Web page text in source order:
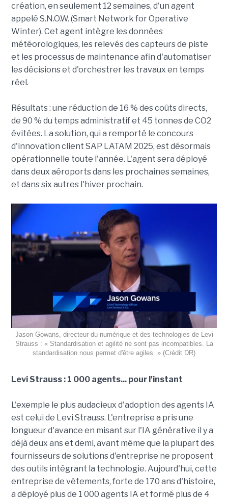
création, en seulement 12 semaines, d'un agent
appelé S.N.O.W. (Smart Network for Operative
Winter). Cet agent intègre les données
météorologiques, les relevés des capteurs de piste
et les processus de maintenance afin d'automatiser
les décisions et d'orchestrer les travaux en temps
réel.
Résultats : une réduction de 16 % des coûts directs,
de 90 % du temps administratif et 45 tonnes de CO2
évitées. La solution, qui a remporté le concours
d'innovation client SAP LATAM 2025, est désormais
opérationnelle toute l'année. L'agent sera déployé
dans deux aéroports dans les prochaines semaines,
et dans six autres l'hiver prochain.
Jason Gowans, directeur du numérique et des technologies de Levi
Strauss : « Standardisation et agilité ne sont pas incompatibles. La
standardisation nous permet d'être agiles. » (Crédit DR)
Levi Strauss : 1 000 agents... pour l'instant
L'exemple le plus audacieux d'adoption des agents IA
est celui de Levi Strauss. L'entreprise a pris une
longueur d'avance en misant sur l'IA générative il y a
déjà deux ans et demi, avant même que la plupart des
fournisseurs de solutions d'entreprise ne proposent
des outils intégrant la technologie. Aujourd'hui, cette
entreprise de vêtements, forte de 170 ans d'histoire,
a déployé plus de 1 000 agents IA et formé plus de 4